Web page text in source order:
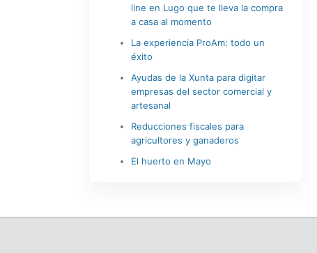
line en Lugo que te lleva la compra
a casa al momento
La experiencia ProAm: todo un
éxito
Ayudas de la Xunta para digitar
empresas del sector comercial y
artesanal
Reducciones fiscales para
agricultores y ganaderos
El huerto en Mayo